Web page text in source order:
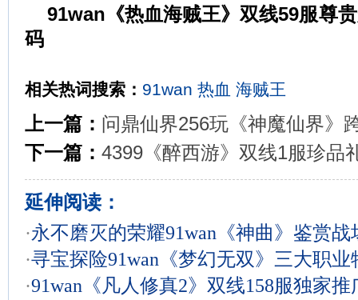
91wan《热血海贼王》双线59服尊
码
相关热词搜索： 91wan 热血 海贼王
上一篇： 问鼎仙界256玩《神魔仙界》
下一篇： 4399《醉西游》双线1服珍品
延伸阅读：
·永不磨灭的荣耀91wan《神曲》鉴赏战
·寻宝探险91wan《梦幻无双》三大职业
·91wan《凡人修真2》双线158服独家推